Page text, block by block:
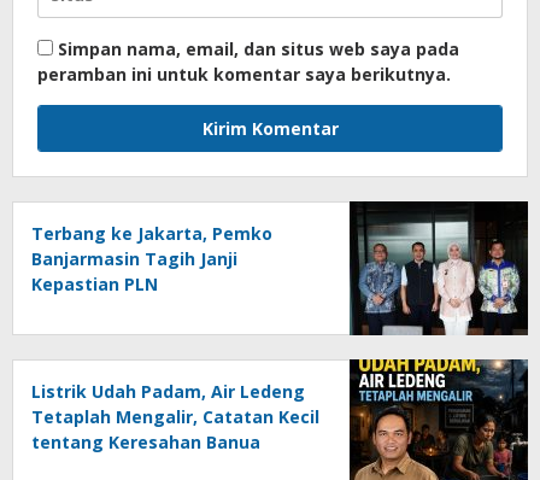
Simpan nama, email, dan situs web saya pada
peramban ini untuk komentar saya berikutnya.
Terbang ke Jakarta, Pemko
Banjarmasin Tagih Janji
Kepastian PLN
Listrik Udah Padam, Air Ledeng
Tetaplah Mengalir, Catatan Kecil
tentang Keresahan Banua